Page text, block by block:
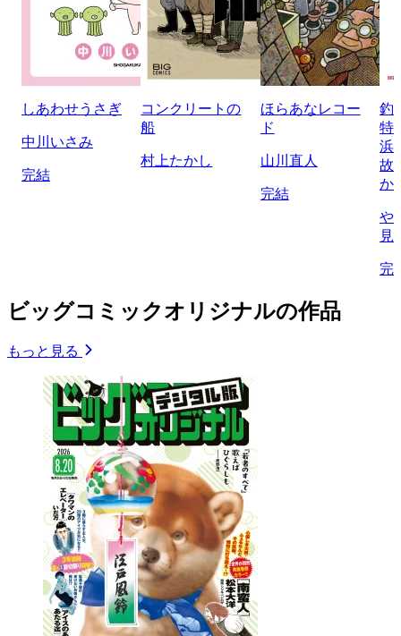
しあわせうさぎ
中川いさみ
完結
コンクリートの
船
村上たかし
ほらあなレコー
ド
山川直人
完結
釣
特
浜
故
か
や
見
完
ビッグコミックオリジナルの作品
もっと見る